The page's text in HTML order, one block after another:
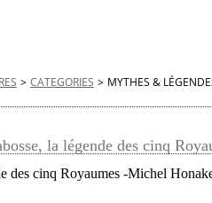
> CATEGORIES > MYTHES &
la légende des cinq